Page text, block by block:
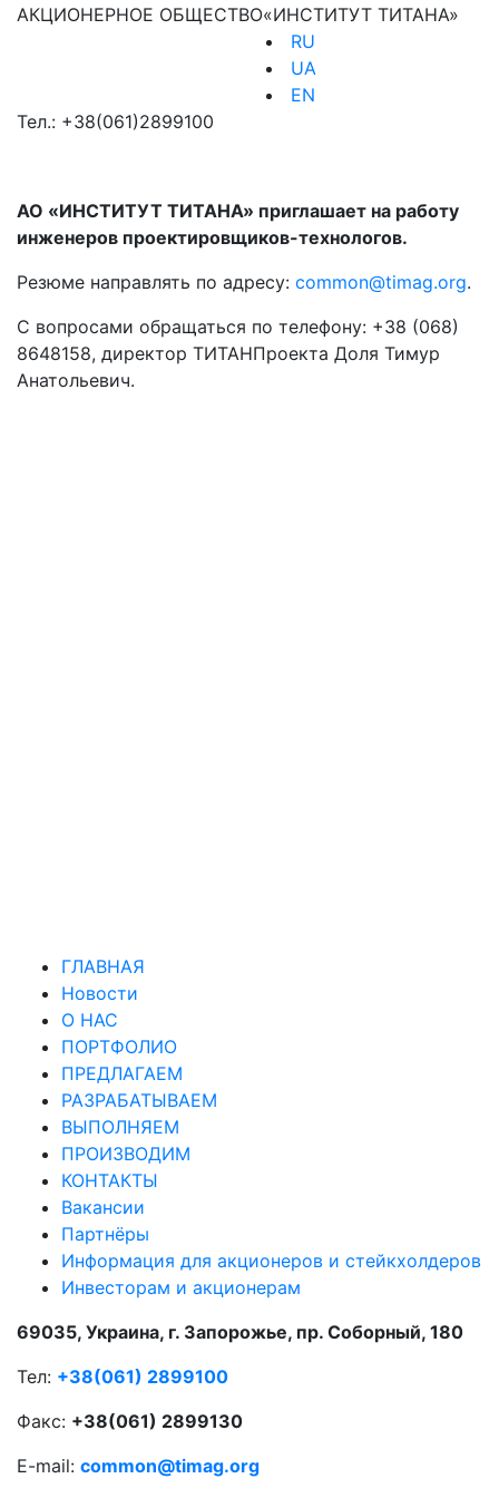
АКЦИОНЕРНОЕ ОБЩЕСТВО«ИНСТИТУТ ТИТАНА»
RU
UA
EN
Тел.: +38(061)2899100
АО «ИНСТИТУТ ТИТАНА» приглашает на работу
инженеров проектировщиков-технологов.
Резюме направлять по адресу: common@timag.org.
С вопросами обращаться по телефону: +38 (068)
8648158, директор ТИТАНПроекта Доля Тимур
Анатольевич.
ГЛАВНАЯ
Новости
О НАС
ПОРТФОЛИО
ПРЕДЛАГАЕМ
РАЗРАБАТЫВАЕМ
ВЫПОЛНЯЕМ
ПРОИЗВОДИМ
КОНТАКТЫ
Вакансии
Партнёры
Информация для акционеров и стейкхолдеров
Инвесторам и акционерам
69035, Украина, г. Запорожье, пр. Соборный, 180
Тел: +38(061) 2899100
Факс: +38(061) 2899130
E-mail: common@timag.org